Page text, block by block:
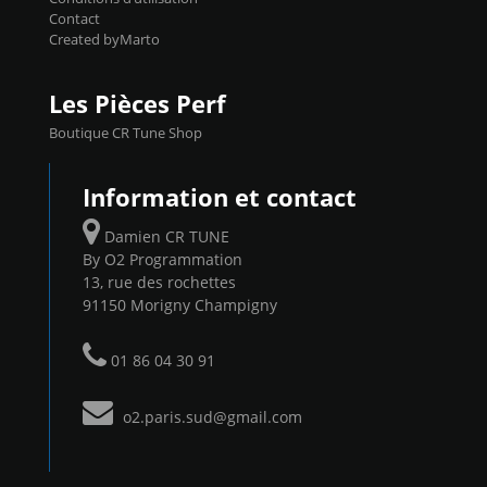
Contact
Created byMarto
Les Pièces Perf
Boutique CR Tune Shop
Information et contact
Damien CR TUNE
By O2 Programmation
13, rue des rochettes
91150 Morigny Champigny
01 86 04 30 91
o2.paris.sud@gmail.com